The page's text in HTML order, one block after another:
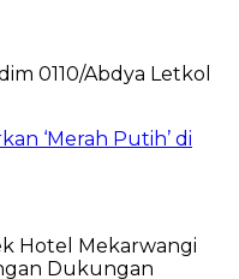
‘Merah Putih’ di